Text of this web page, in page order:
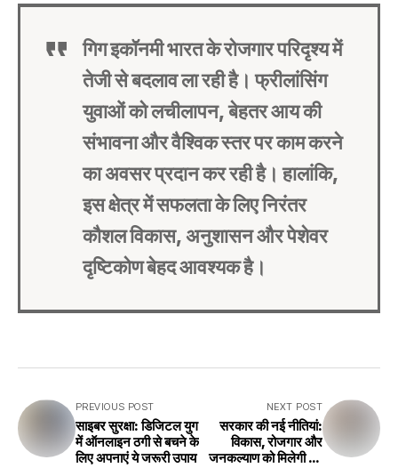
गिग इकॉनमी भारत के रोजगार परिदृश्य में
तेजी से बदलाव ला रही है। फ्रीलांसिंग
युवाओं को लचीलापन, बेहतर आय की
संभावना और वैश्विक स्तर पर काम करने
का अवसर प्रदान कर रही है। हालांकि,
इस क्षेत्र में सफलता के लिए निरंतर
कौशल विकास, अनुशासन और पेशेवर
दृष्टिकोण बेहद आवश्यक है।
PREVIOUS POST
साइबर सुरक्षा: डिजिटल युग
में ऑनलाइन ठगी से बचने के
लिए अपनाएं ये जरूरी उपाय
NEXT POST
सरकार की नई नीतियां:
विकास, रोजगार और
जनकल्याण को मिलेगी नई